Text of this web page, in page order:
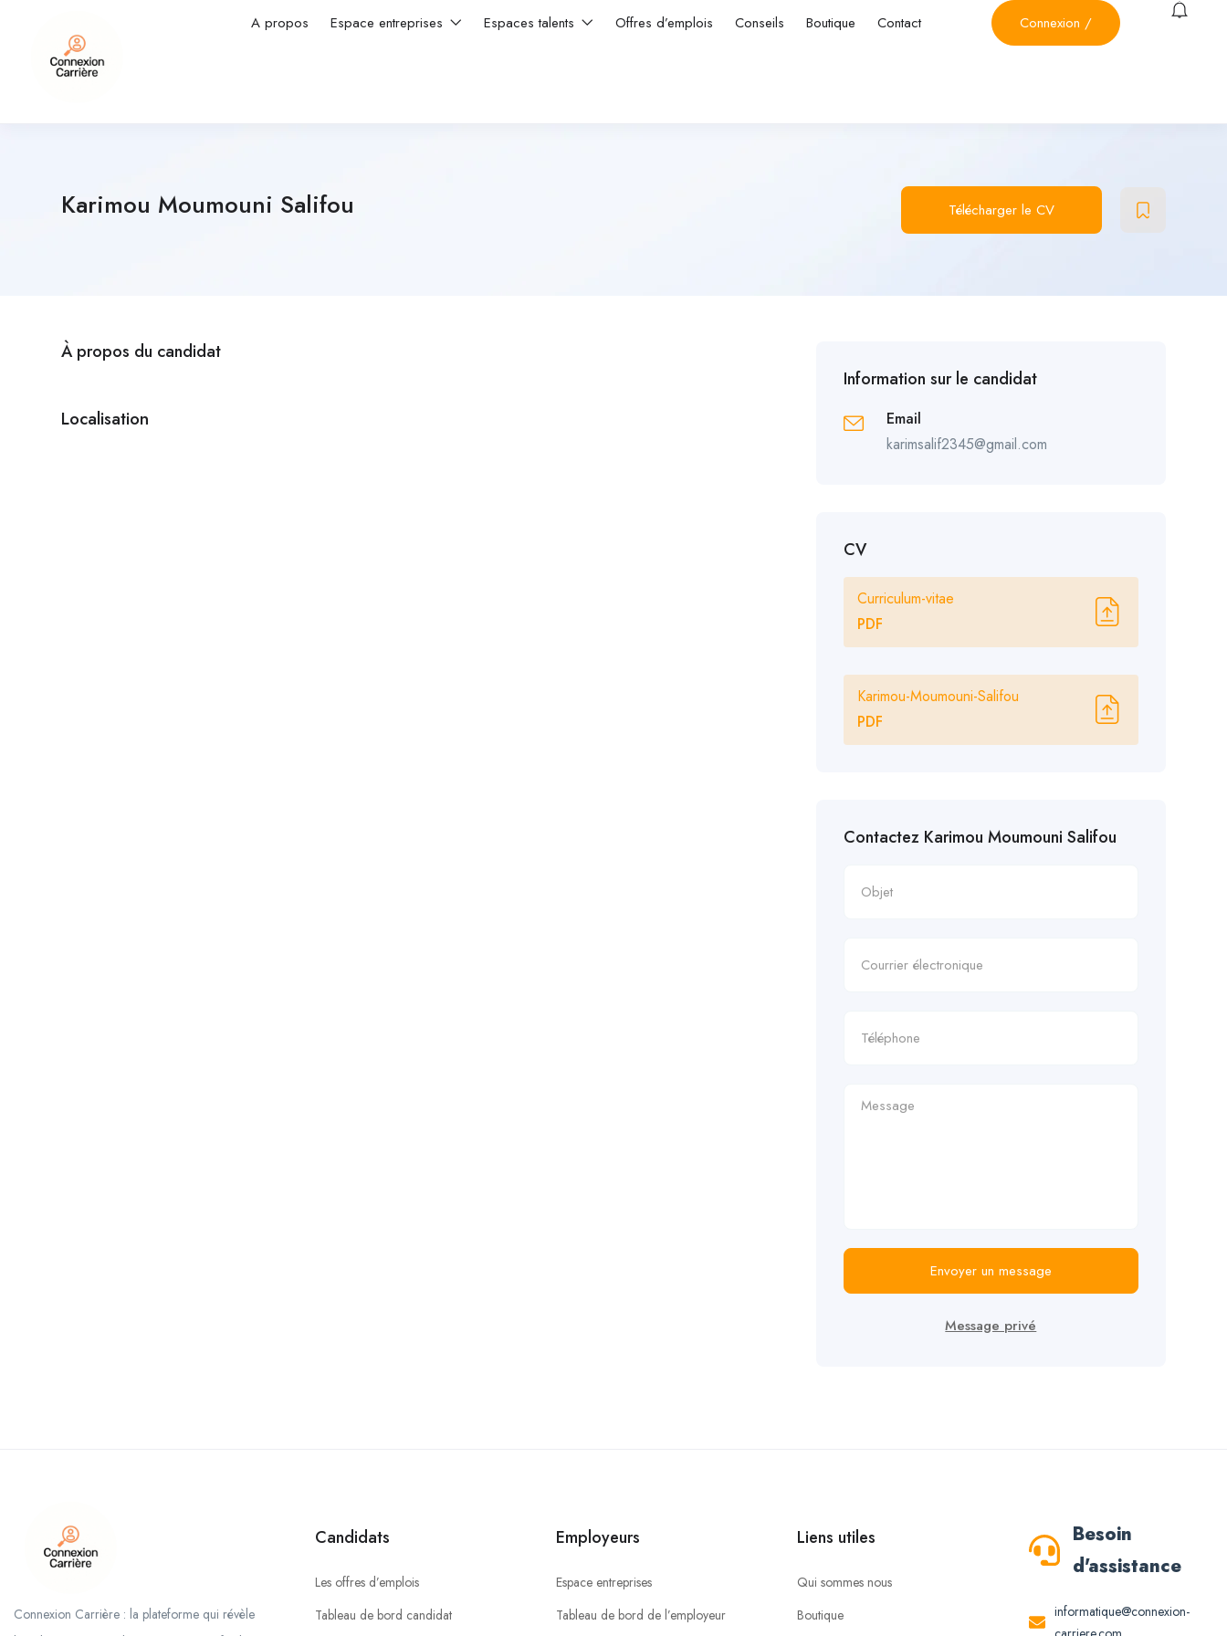
A propos Espace entreprises Espaces talents Offres d’emplois Conseils Boutique Contact Connexion /
Karimou Moumouni Salifou Télécharger le CV
À propos du candidat
Localisation
Information sur le candidat
Email
karimsalif2345@gmail.com
CV
Curriculum-vitae
PDF
Karimou-Moumouni-Salifou
PDF
Contactez Karimou Moumouni Salifou
Envoyer un message
Message privé
Connexion Carrière : la plateforme qui révèle
Candidats
Les offres d’emplois
Tableau de bord candidat
Employeurs
Espace entreprises
Tableau de bord de l’employeur
Liens utiles
Qui sommes nous
Boutique
Besoin
d'assistance
informatique@connexion-